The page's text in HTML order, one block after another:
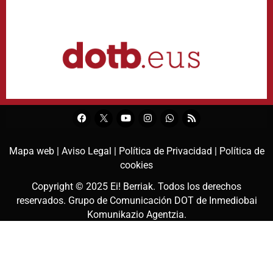
Mapa web | Aviso Legal | Política de Privacidad | Política de
cookies
Copyright © 2025 Ei! Berriak. Todos los derechos
reservados. Grupo de Comunicación DOT de Inmediobai
Komunikazio Agentzia.